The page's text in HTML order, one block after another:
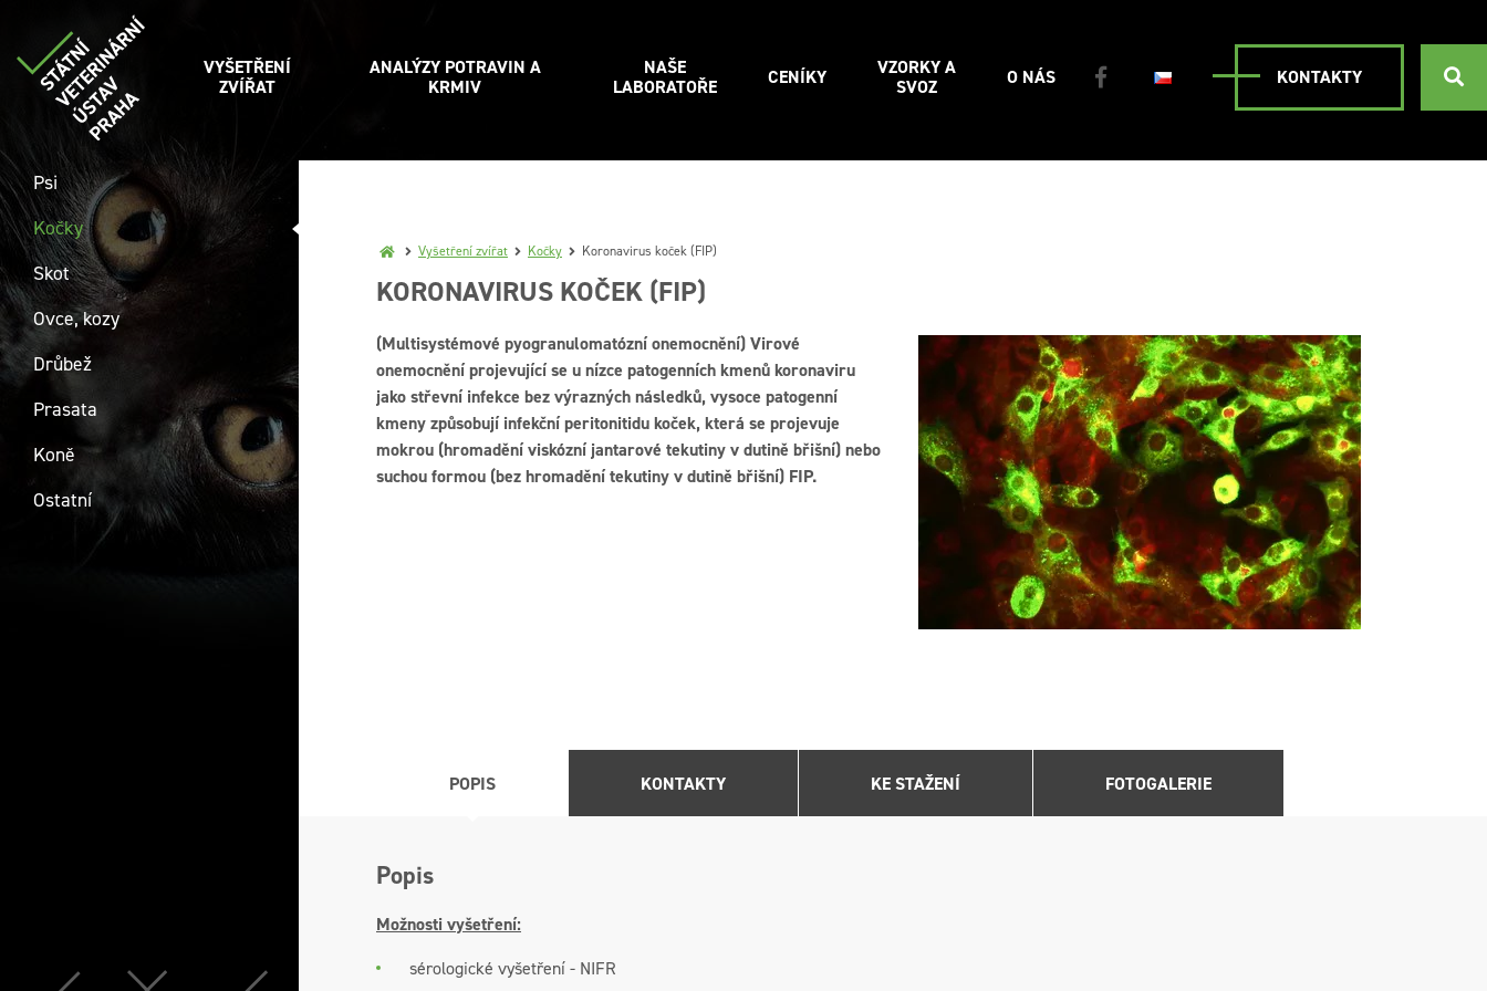
VYŠETŘENÍ
ZVÍŘAT
ANALÝZY POTRAVIN A
KRMIV
NAŠE
LABORATOŘE
CENÍKY
VZORKY A
SVOZ
O NÁS KONTAKTY
Vyšetření zvířat Kočky Koronavirus koček (FIP)
KORONAVIRUS KOČEK (FIP)
(Multisystémové pyogranulomatózní onemocnění) Virové
onemocnění projevující se u nízce patogenních kmenů koronaviru
jako střevní infekce bez výrazných následků, vysoce patogenní
kmeny způsobují infekční peritonitidu koček, která se projevuje
mokrou (hromadění viskózní jantarové tekutiny v dutině břišní) nebo
suchou formou (bez hromadění tekutiny v dutině břišní) FIP.
POPIS KONTAKTY KE STAŽENÍ FOTOGALERIE
Popis
Možnosti vyšetření:
sérologické vyšetření - NIFR
Psi
Kočky
Skot
Ovce, kozy
Drůbež
Prasata
Koně
Ostatní